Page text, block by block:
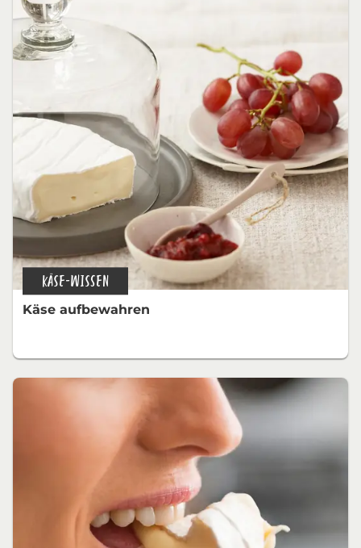
KÄSE-WISSEN
Käse aufbewahren